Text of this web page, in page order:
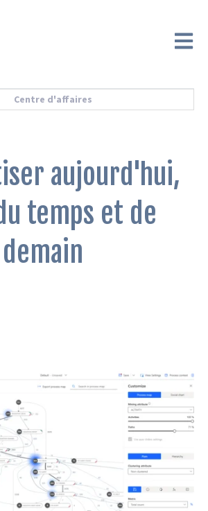
Ouvrir
Centre d'affaires
aujourd'hui,
temps et de